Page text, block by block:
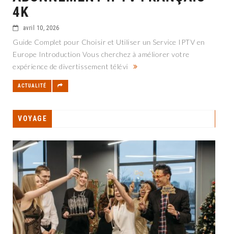
4K
avril 10, 2026
Guide Complet pour Choisir et Utiliser un Service IPTV en
Europe Introduction Vous cherchez à améliorer votre
expérience de divertissement télévi
ACTUALITÉ
VOYAGE